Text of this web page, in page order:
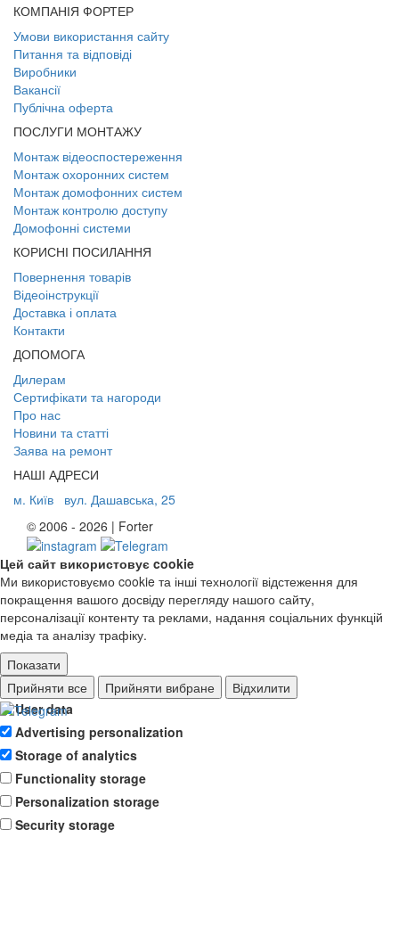
КОМПАНІЯ ФОРТЕР
Умови використання сайту
Питання та відповіді
Виробники
Вакансії
Публічна оферта
ПОСЛУГИ МОНТАЖУ
Монтаж відеоспостереження
Монтаж охоронних систем
Монтаж домофонних систем
Монтаж контролю доступу
Домофонні системи
КОРИСНІ ПОСИЛАННЯ
Повернення товарів
Відеоінструкції
Доставка і оплата
Контакти
ДОПОМОГА
Дилерам
Сертифікати та нагороди
Про нас
Новини та статті
Заява на ремонт
НАШІ АДРЕСИ
м. Київ
вул. Дашавська, 25
© 2006 - 2026 | Forter
Цей сайт використовує cookie
Ми використовуємо cookie та інші технології відстеження для
покращення вашого досвіду перегляду нашого сайту,
персоналізації контенту та реклами, надання соціальних функцій
медіа та аналізу трафіку.
Показати
Ad storage
User data
Advertising personalization
Storage of analytics
Functionality storage
Personalization storage
Security storage
Прийняти все Прийняти вибране Відхилити